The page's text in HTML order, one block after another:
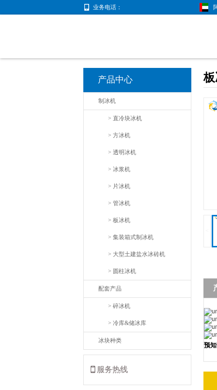
业务电话：
产品中心
制冰机
> 直冷块冰机
> 方冰机
> 透明冰机
> 冰浆机
> 片冰机
> 管冰机
> 板冰机
> 集装箱式制冰机
> 大型土建盐水冰砖机
> 圆柱冰机
配套产品
> 碎冰机
> 冷库&储冰库
冰块种类
服务热线
预